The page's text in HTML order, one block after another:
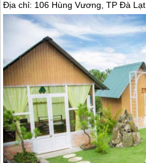
Địa chỉ: 106 Hùng Vương, TPĐà Lạt